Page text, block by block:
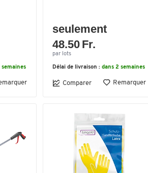
semaines
seulement
48.50 Fr.
par lots
Délai de livraison : dans 2 semaines
Comparer Remarquer